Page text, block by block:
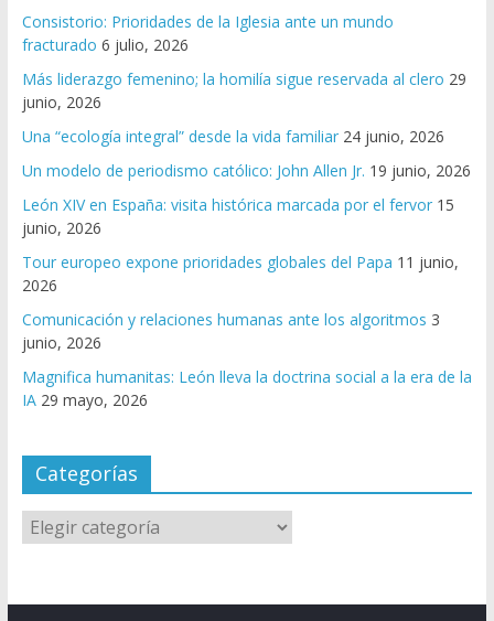
Consistorio: Prioridades de la Iglesia ante un mundo
fracturado 6 julio, 2026
Más liderazgo femenino; la homilía sigue reservada al clero 29
junio, 2026
Una “ecología integral” desde la vida familiar 24 junio, 2026
Un modelo de periodismo católico: John Allen Jr. 19 junio, 2026
León XIV en España: visita histórica marcada por el fervor 15
junio, 2026
Tour europeo expone prioridades globales del Papa 11 junio,
2026
Comunicación y relaciones humanas ante los algoritmos 3
junio, 2026
Magnifica humanitas: León lleva la doctrina social a la era de la
IA 29 mayo, 2026
Categorías